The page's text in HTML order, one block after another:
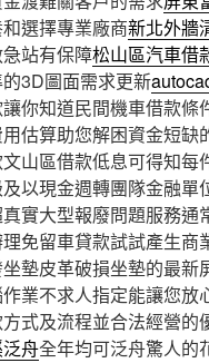
選擇專業廠商新北外牆
站有保障松山區汽車借
3D圖面需求更新
你知道民間機車借款條
估算助您解困資金短缺
山區借款低息可得知每
以現金週轉團隊金融
實大型報廢問題服務通
免留車貸款試試產生商
墊皮革破損坐墊的最新
業不求人指定能讓您放
式及流程並合法經營的
舟全年均可泛舟驚人的